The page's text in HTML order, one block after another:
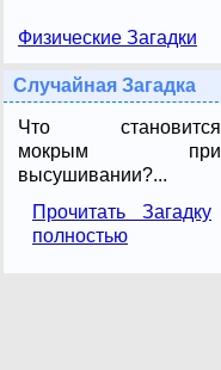
Физические Загадки
Случайная Загадка
Что становится
мокрым при
высушивании?...
Прочитать Загадку
полностью